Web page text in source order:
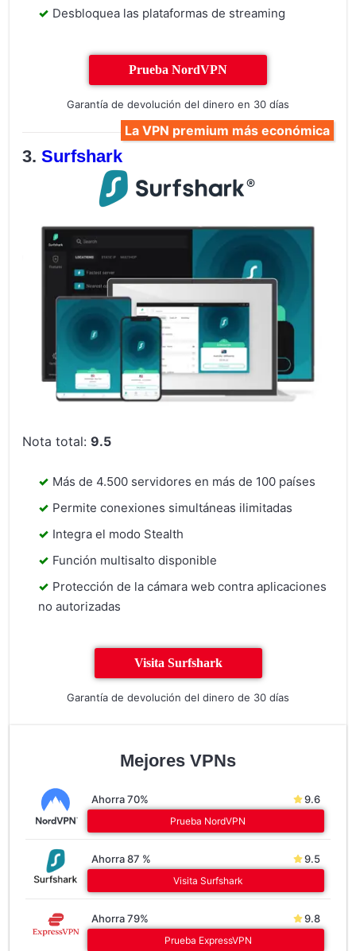
Desbloquea las plataformas de streaming
Prueba NordVPN
Garantía de devolución del dinero en 30 días
La VPN premium más económica
Surfshark
Nota total:9.5
Más de 4.500 servidores en más de 100 países
Permite conexiones simultáneas ilimitadas
Integra el modo Stealth
Función multisalto disponible
Protección de la cámara web contra aplicaciones
no autorizadas
Visita Surfshark
Garantía de devolución del dinero de 30 días
Mejores VPNs
Ahorra 70% 9.6
Prueba NordVPN
Ahorra 87 % 9.5
Visita Surfshark
Ahorra 79% 9.8
Prueba ExpressVPN